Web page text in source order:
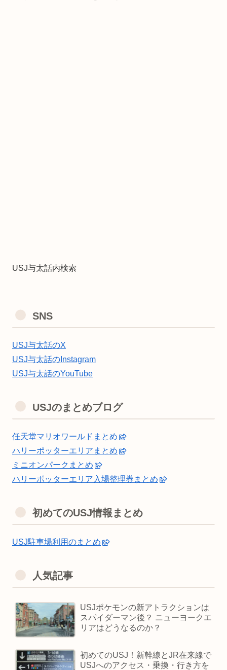
USJ与太話内検索
SNS
USJ与太話のX
USJ与太話のInstagram
USJ与太話のYouTube
USJのまとめブログ
任天堂マリオワールドまとめ
ハリーポッターエリアまとめ
ミニオンパークまとめ
ハリーポッターエリア入場整理券まとめ
初めてのUSJ情報まとめ
USJ駐車場利用のまとめ
人気記事
USJポケモンの新アトラクションは
スパイダーマン後？ ニューヨークエ
リアはどうなるのか？
初めてのUSJ！新幹線とJR在来線で
USJへのアクセス・乗換・行き方を